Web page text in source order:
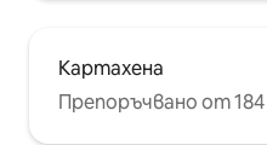
Картахена
Препоръчвано от